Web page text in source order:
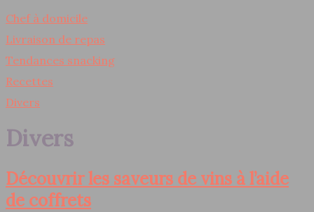
Chef à domicile
Livraison de repas
Tendances snacking
Recettes
Divers
Divers
Découvrir les saveurs de vins à l’aide
de coffrets